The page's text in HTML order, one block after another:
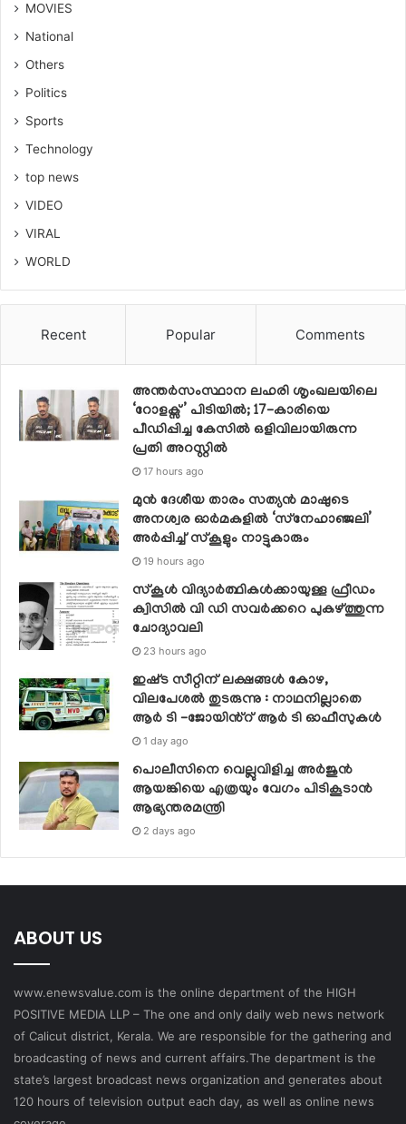
MOVIES
National
Others
Politics
Sports
Technology
top news
VIDEO
VIRAL
WORLD
Recent Popular Comments
അന്തർസംസ്ഥാന ലഹരി ശൃംഖലയിലെ
‘റോളക്സ്’ പിടിയിൽ; 17-കാരിയെ
പീഡിപ്പിച്ച കേസിൽ ഒളിവിലായിരുന്ന
പ്രതി അറസ്റ്റിൽ
17 hours ago
മുൻ ദേശീയ താരം സത്യൻ മാഷുടെ
അനശ്വര ഓർമകളിൽ ‘സ്‌നേഹാഞ്ജലി’
അർപ്പിച്ച് സ്കൂളും നാട്ടുകാരും
19 hours ago
സ്‌കൂള്‍ വിദ്യാര്‍ത്ഥികള്‍ക്കായുള്ള ഫ്രീഡം
ക്വിസില്‍ വി ഡി സവര്‍ക്കറെ പുകഴ്ത്തുന്ന
ചോദ്യാവലി
23 hours ago
ഇഷ്‌ട സീറ്റിന് ലക്ഷങ്ങൾ കോഴ,
വിലപേശൽ തുടരുന്നു : നാഥനില്ലാതെ
ആർ ടി -ജോയിൻ്റ് ആർ ടി ഓഫീസുകൾ
1 day ago
പൊലീസിനെ വെല്ലുവിളിച്ച അര്‍ജുന്‍
ആയങ്കിയെ എത്രയും വേഗം പിടികൂടാന്‍
ആഭ്യന്തരമന്ത്രി
2 days ago
ABOUT US
www.enewsvalue.com is the online department of the HIGH
POSITIVE MEDIA LLP – The one and only daily web news network
of Calicut district, Kerala. We are responsible for the gathering and
broadcasting of news and current affairs.The department is the
state’s largest broadcast news organization and generates about
120 hours of television output each day, as well as online news